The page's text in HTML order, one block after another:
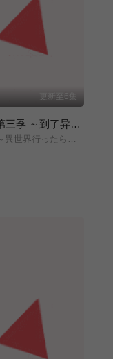
更新至6集
无职转生 第三季 ～到了异世界就拿出真本事～